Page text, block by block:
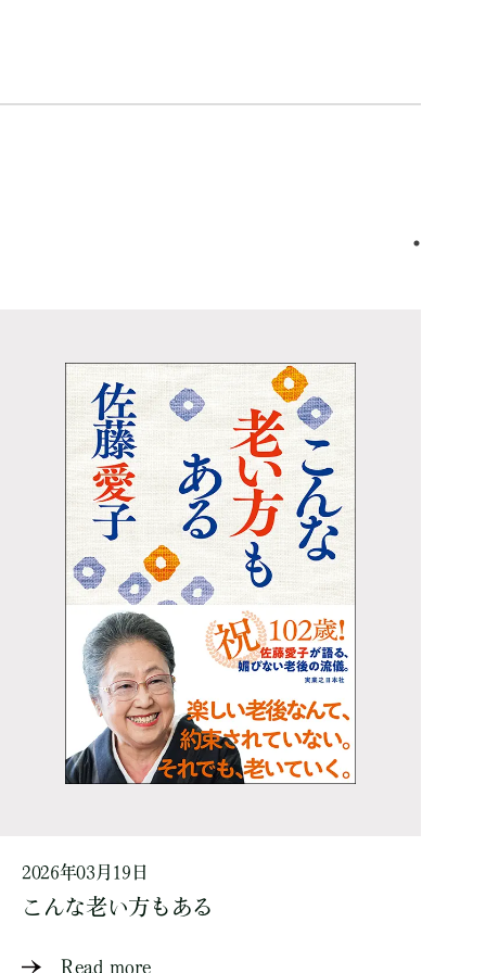
2026年03月19日
こんな老い方もある
Read more